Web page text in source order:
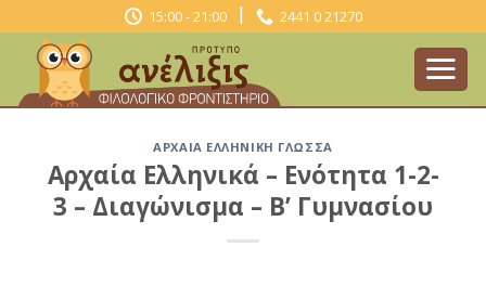
to
content
15:00 - 21:00 | 2441 0 21270
ΑΡΧΑΊΑ ΕΛΛΗΝΙΚΉ ΓΛΏΣΣΑ
Αρχαία Ελληνικά – Ενότητα 1-2-
3 – Διαγώνισμα – Β’ Γυμνασίου